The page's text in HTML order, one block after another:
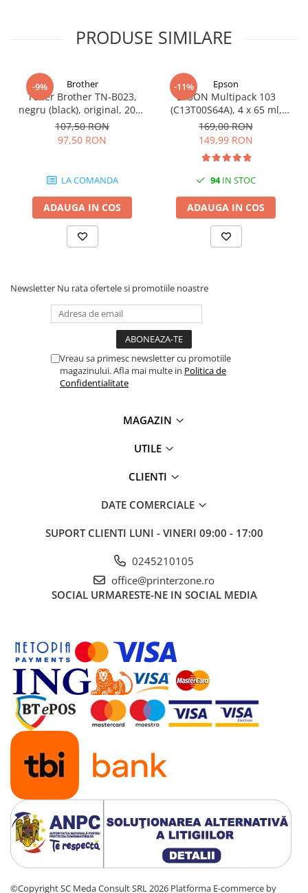
PRODUSE SIMILARE
-9% Brother
Toner Brother TN-B023,
negru (black), original, 2000
pagini
107,50 RON
97,50 RON
LA COMANDA
ADAUGA IN COS
-11% Epson
EPSON Multipack 103
(C13T00S64A), 4 x 65 ml,
Black/Cyan/Magenta/Yellow
(T00S6)
169,00 RON
149,99 RON
94IN STOC
ADAUGA IN COS
Newsletter Nu rata ofertele si promotiile noastre
Vreau sa primesc newsletter cu promotiile
magazinului. Afla mai multe in Politica de
Confidentialitate
MAGAZIN
UTILE
CLIENTI
DATE COMERCIALE
SUPORT CLIENTI LUNI - VINERI 09:00 - 17:00
0245210105
office@printerzone.ro
SOCIAL URMARESTE-NE IN SOCIAL MEDIA
©Copyright SC Meda Consult SRL 2026 Platforma E-commerce by